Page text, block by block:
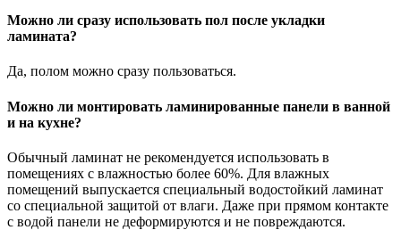
Можно ли сразу использовать пол после укладки
ламината?
Да, полом можно сразу пользоваться.
Можно ли монтировать ламинированные панели в ванной
и на кухне?
Обычный ламинат не рекомендуется использовать в
помещениях с влажностью более 60%. Для влажных
помещений выпускается специальный водостойкий ламинат
со специальной защитой от влаги. Даже при прямом контакте
с водой панели не деформируются и не повреждаются.